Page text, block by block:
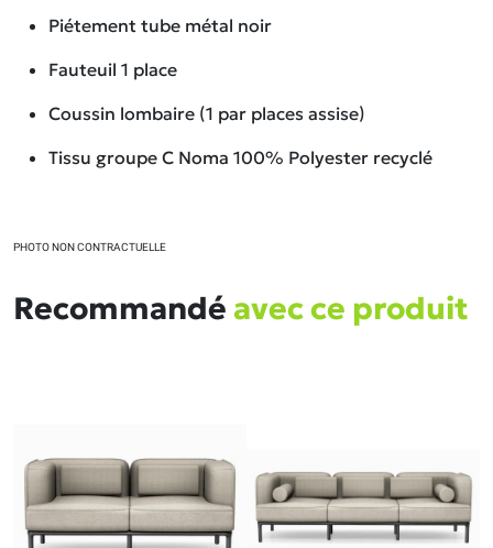
Piétement tube métal noir
Fauteuil 1 place
Coussin lombaire (1 par places assise)
Tissu groupe C Noma 100% Polyester recyclé
PHOTO NON CONTRACTUELLE
Recommandé avec ce produit